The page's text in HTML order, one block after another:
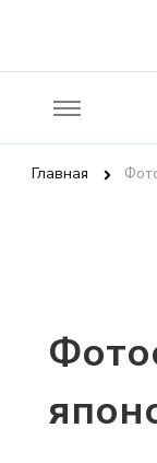
Главная